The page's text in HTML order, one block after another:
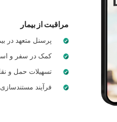
مراقبت از بیمار